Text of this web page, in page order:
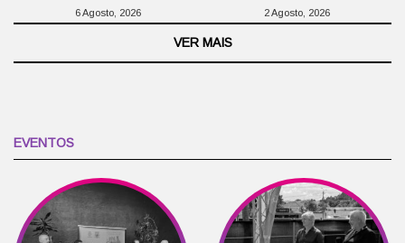
6 Agosto, 2026 2 Agosto, 2026
VER MAIS
EVENTOS